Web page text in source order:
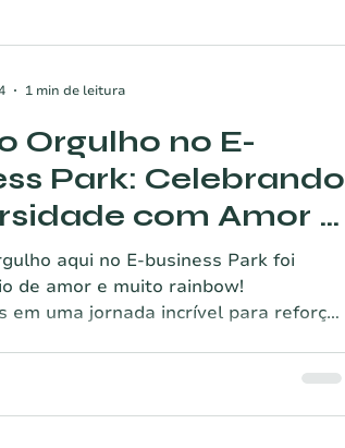
Orgulho no E-
Park: Celebrando
com Amor e
aqui no E-business Park foi
de amor e muito rainbow!
em uma jornada incrível para reforçar
um container recheado de ativações
um espaço onde todos puderam
1 min de leitura